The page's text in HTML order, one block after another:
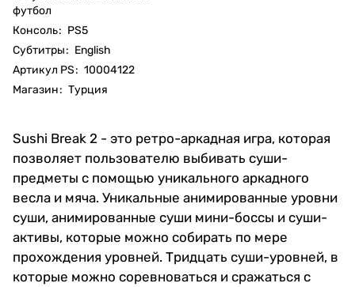
футбол
Консоль: PS5
Субтитры: English
Артикул PS: 10004122
Магазин: Турция
Sushi Break 2 - это ретро-аркадная игра, которая
позволяет пользователю выбивать суши-
предметы с помощью уникального аркадного
весла и мяча. Уникальные анимированные уровни
суши, анимированные суши мини-боссы и суши-
активы, которые можно собирать по мере
прохождения уровней. Тридцать суши-уровней, в
которые можно соревноваться и сражаться с